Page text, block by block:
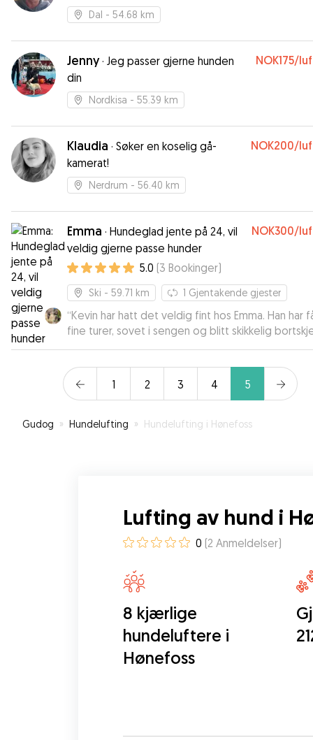
trening osv..
Dal - 54.68 km
Jenny· Jeg passer gjerne hunden
din
NOK175/
Nordkisa - 55.39 km
Klaudia · Søker en koselig gå-
kamerat!
NOK200/
Nerdrum - 56.40 km
Emma · Hundeglad jente på 24, vil
veldig gjerne passe hunder
NOK300/
5.0 (3 Bookinger)
Ski - 59.71 km 1 Gjentakende gjester
“Kevin har hatt det veldig fint hos Emma. Han har
fine turer, sovet i sengen og blitt skikkelig
🐶”
1 2 3 4 5
Gudog » Hundelufting » Hundelufting i Hønefoss
Lufting av hund i
0 (2 Anmeldelser)
8 kjærlige
hundeluftere i
Hønefoss